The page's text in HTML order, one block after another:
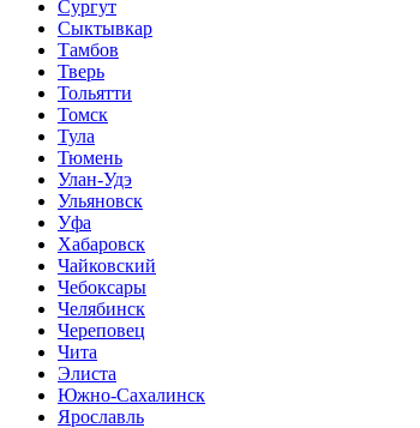
Сургут
Сыктывкар
Тамбов
Тверь
Тольятти
Томск
Тула
Тюмень
Улан-Удэ
Ульяновск
Уфа
Хабаровск
Чайковский
Чебоксары
Челябинск
Череповец
Чита
Элиста
Южно-Сахалинск
Ярославль